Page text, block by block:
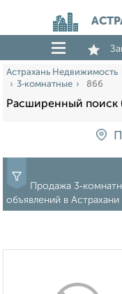
Астрахань Недвижимость
3‑комнатные
866
Расширенный поиск
Продажа
объявлений в Астрахани